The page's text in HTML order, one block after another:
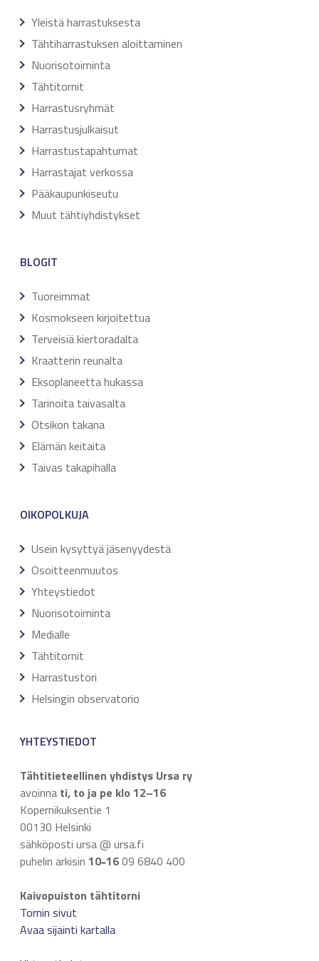
Yleistä harrastuksesta
Tähtiharrastuksen aloittaminen
Nuorisotoiminta
Tähtitornit
Harrastusryhmät
Harrastusjulkaisut
Harrastustapahtumat
Harrastajat verkossa
Pääkaupunkiseutu
Muut tähtiyhdistykset
BLOGIT
Tuoreimmat
Kosmokseen kirjoitettua
Terveisiä kiertoradalta
Kraatterin reunalta
Eksoplaneetta hukassa
Tarinoita taivasalta
Otsikon takana
Elämän keitaita
Taivas takapihalla
OIKOPOLKUJA
Usein kysyttyä jäsenyydestä
Osoitteenmuutos
Yhteystiedot
Nuorisotoiminta
Medialle
Tähtitornit
Harrastustori
Helsingin observatorio
YHTEYSTIEDOT
Tähtitieteellinen yhdistys Ursa ry
avoinna ti, to ja pe klo 12–16
Kopernikuksentie 1
00130 Helsinki
sähköposti ursa @ ursa.fi
puhelin arkisin 10–1609 6840 400
Kaivopuiston tähtitorni
Tornin sivut
Avaa sijainti kartalla